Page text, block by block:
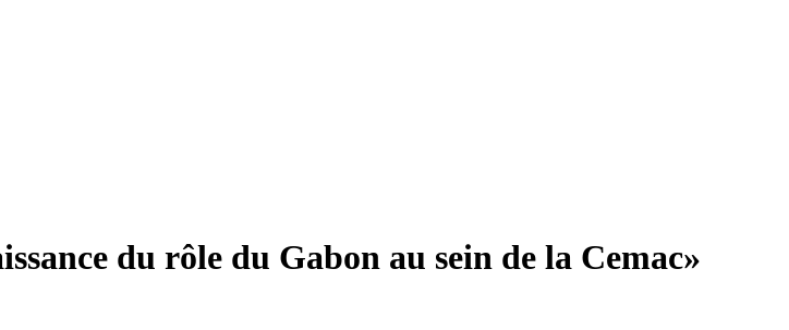
du rôle du Gabon au sein de la Cemac»